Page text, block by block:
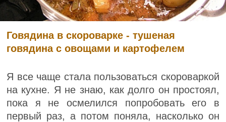
Говядина в скороварке - тушеная
говядина с овощами и картофелем
Я все чаще стала пользоваться скороваркой
на кухне. Я не знаю, как долго он простоял,
пока я не осмелился попробовать его в
первый раз, а потом поняла, насколько он